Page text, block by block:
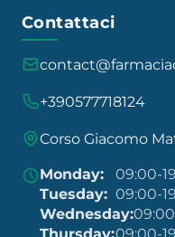
Contattaci
+390577718124
Corso Giacomo
Monday:
09:00-
Tuesday: 09:00-
Wednesday:
Thursday:09:00-